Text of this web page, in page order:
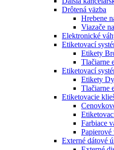
Drôtená väzba
Hrebene
Viazače
Elektronické
Etiketovací
Etikety
Tlačiarne
Etiketovací
Etikety
Tlačiarne
Etiketovacie
Farbiace
Papierové
Externé dátové